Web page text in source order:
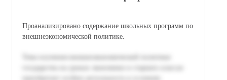
Проанализировано содержание школьных программ по
внешнеэкономической политике.